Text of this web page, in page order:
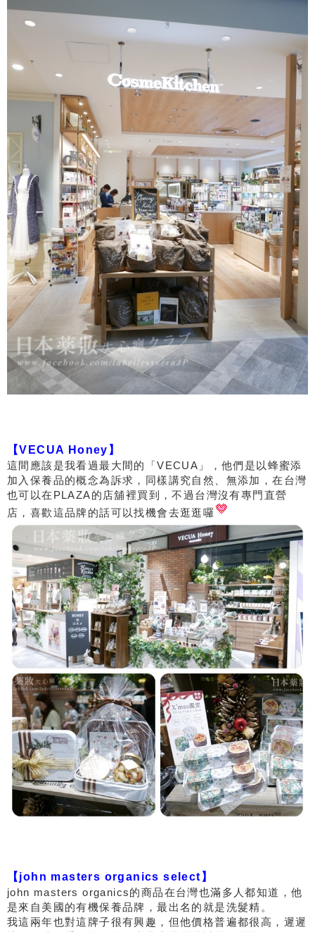
【VECUA Honey】
這間應該是我看過最大間的「VECUA」，他們是以蜂蜜添
加入保養品的概念為訴求，同樣講究自然、無添加，在台灣
也可以在PLAZA的店舖裡買到，不過台灣沒有專門直營
店，喜歡這品牌的話可以找機會去逛逛囉
【john masters organics select】
john masters organics的商品在台灣也滿多人都知道，他
是來自美國的有機保養品牌，最出名的就是洗髮精。
我這兩年也對這牌子很有興趣，但他價格普遍都很高，遲遲